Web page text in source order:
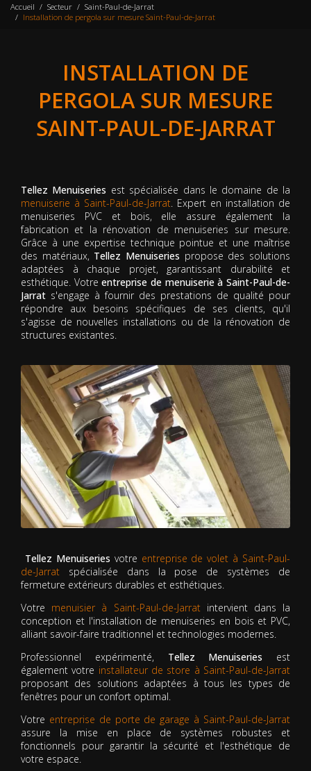
Accueil Secteur
Saint-Paul-de-Jarrat
Installation de pergola sur mesure Saint-Paul-de-Jarrat
INSTALLATION DE
PERGOLA SUR MESURE
SAINT-PAUL-DE-JARRAT
Tellez Menuiseries est spécialisée dans le domaine de la
menuiserie à Saint-Paul-de-Jarrat. Expert en installation de
menuiseries PVC et bois, elle assure également la
fabrication et la rénovation de menuiseries sur mesure.
Grâce à une expertise technique pointue et une maîtrise
des matériaux, Tellez Menuiseries propose des solutions
adaptées à chaque projet, garantissant durabilité et
esthétique. Votreentreprise de menuiserie à Saint-Paul-de-
Jarrat s'engage à fournir des prestations de qualité pour
répondre aux besoins spécifiques de ses clients, qu'il
s'agisse de nouvelles installations ou de la rénovation de
structures existantes.
Tellez Menuiseries votre entreprise de volet à Saint-Paul-
de-Jarrat spécialisée dans la pose de systèmes de
fermeture extérieurs durables et esthétiques.
Votre menuisier à Saint-Paul-de-Jarratintervient dans la
conception et l'installation de menuiseries en bois et PVC,
alliant savoir-faire traditionnel et technologies modernes.
Professionnel expérimenté, Tellez Menuiseries est
également votre installateur de store à Saint-Paul-de-Jarrat
proposant des solutions adaptées à tous les types de
fenêtres pour un confort optimal.
Votre entreprise de porte de garage à Saint-Paul-de-Jarrat
assure la mise en place de systèmes robustes et
fonctionnels pour garantir la sécurité et l'esthétique de
votre espace.